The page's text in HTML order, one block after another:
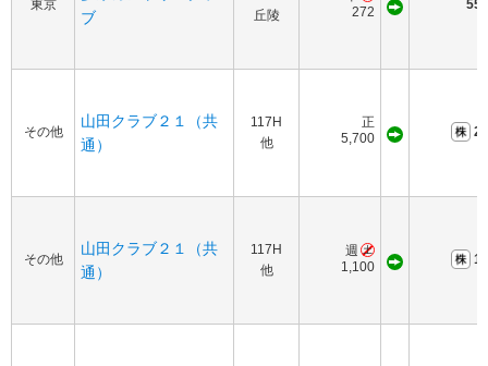
東京
ブ
丘陵
272
その他
山田クラブ２１（共
通）
117H
他
正
5,700
その他
山田クラブ２１（共
通）
117H
他
週
1,100